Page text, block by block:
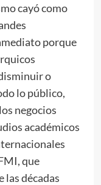
cayó como
porque
o
lo público,
negocios
académicos
que
décadas